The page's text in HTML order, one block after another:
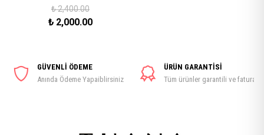
₺2,400.00
₺ 2,000.00
GÜVENLİ ÖDEME
Anında Ödeme Yapaiblirsiniz
ÜRÜN GARANTİSİ
Tüm ürünler garantili ve faturalı